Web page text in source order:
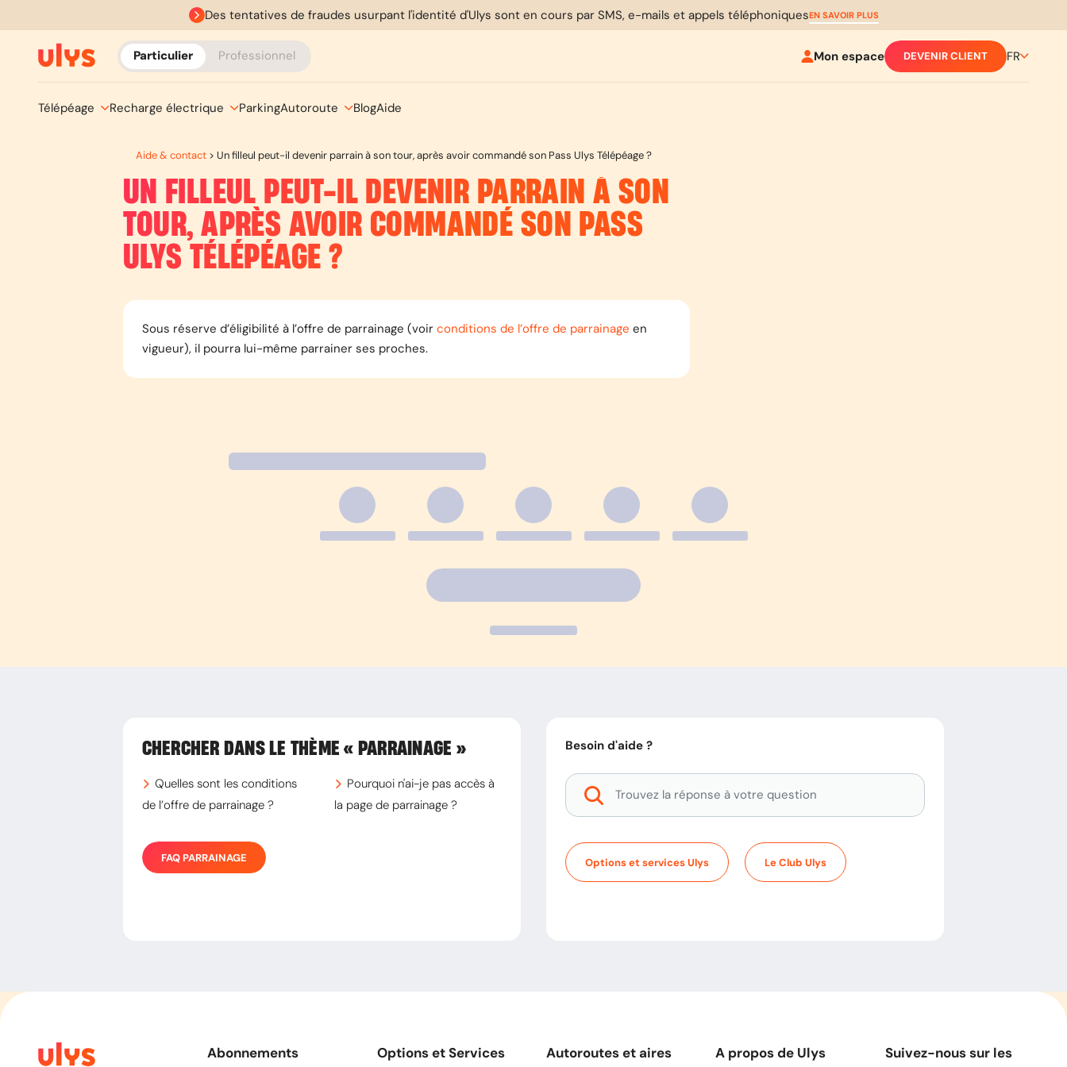
Des tentatives de fraudes usurpant l'identité d'Ulys sont en cours par SMS, e-mails et appels téléphoniquesEN SAVOIR PLUS
Particulier Professionnel Mon espace DEVENIR CLIENT FR
Télépéage Recharge électrique ParkingAutoroute BlogAide
Aide & contact> Un filleul peut-il devenir parrain à son tour, après avoir commandé son Pass Ulys Télépéage ?
UN FILLEUL PEUT-IL DEVENIR PARRAIN À SON
TOUR, APRÈS AVOIR COMMANDÉ SON PASS
ULYS TÉLÉPÉAGE ?
Sous réserve d’éligibilité à l’offre de parrainage (voir conditions de l’offre de parrainage en
vigueur), il pourra lui-même parrainer ses proches.
CHERCHER DANS LE THÈME « PARRAINAGE »
Quelles sont les conditions
de l’offre de parrainage ?
Pourquoi n'ai-je pas accès à
la page de parrainage ?
FAQ PARRAINAGE
Besoin d'aide ?
Options et services Ulys Le Club Ulys
Abonnements
Options et Services
Autoroutes et aires A propos de Ulys
Suivez-nous sur les